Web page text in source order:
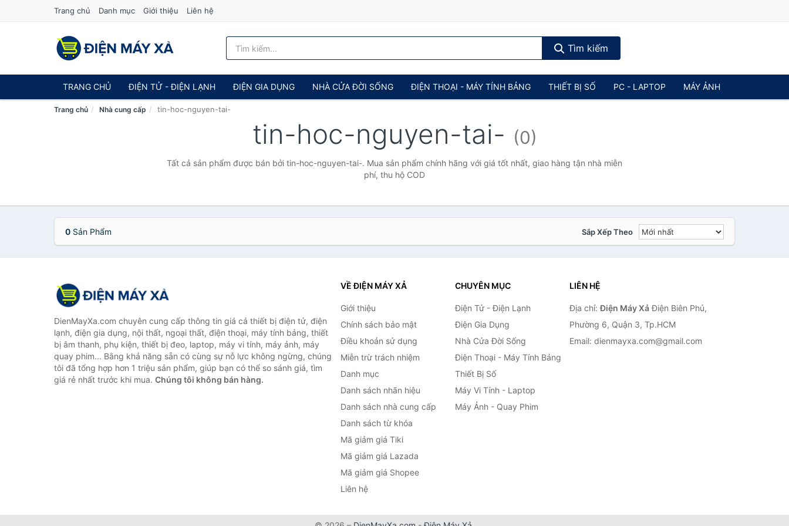
Trang chủ Danh mục Giới thiệu Liên hệ
Tìm kiếm
TRANG CHỦ ĐIỆN TỬ - ĐIỆN LẠNH ĐIỆN GIA DỤNG NHÀ CỬA ĐỜI SỐNG ĐIỆN THOẠI - MÁY TÍNH BẢNG THIẾT BỊ SỐ PC - LAPTOP MÁY ẢNH
Trang chủ Nhà cung cấp tin-hoc-nguyen-tai-
tin-hoc-nguyen-tai- (0)
Tất cả sản phẩm được bán bởi tin-hoc-nguyen-tai-. Mua sản phẩm chính hãng với giá tốt nhất, giao hàng tận nhà miễn
phí, thu hộ COD
0 Sản Phẩm Sắp Xếp Theo
DienMayXa.com chuyên cung cấp thông tin giá cả thiết bị điện tử, điện
lạnh, điện gia dụng, nội thất, ngoại thất, điện thoại, máy tính bảng, thiết
bị âm thanh, phụ kiện, thiết bị đeo, laptop, máy vi tính, máy ảnh, máy
quay phim... Bằng khả năng sẵn có cùng sự nỗ lực không ngừng, chúng
tôi đã tổng hợp hơn 1 triệu sản phẩm, giúp bạn có thể so sánh giá, tìm
giá rẻ nhất trước khi mua. Chúng tôi không bán hàng.
VỀ ĐIỆN MÁY XẢ
Giới thiệu
Chính sách bảo mật
Điều khoản sử dụng
Miễn trừ trách nhiệm
Danh mục
Danh sách nhãn hiệu
Danh sách nhà cung cấp
Danh sách từ khóa
Mã giảm giá Tiki
Mã giảm giá Lazada
Mã giảm giá Shopee
Liên hệ
CHUYÊN MỤC
Điện Tử - Điện Lạnh
Điện Gia Dụng
Nhà Cửa Đời Sống
Điện Thoại - Máy Tính Bảng
Thiết Bị Số
Máy Vi Tính - Laptop
Máy Ảnh - Quay Phim
LIÊN HỆ
Địa chỉ:Điện Máy XảĐiện Biên Phủ,
Phường 6, Quận 3, Tp.HCM
Email: dienmayxa.com@gmail.com